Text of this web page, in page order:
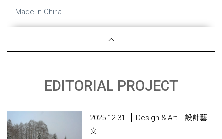
Made in China
EDITORIAL PROJECT
2025.12.31
Design & Art｜設計藝
文